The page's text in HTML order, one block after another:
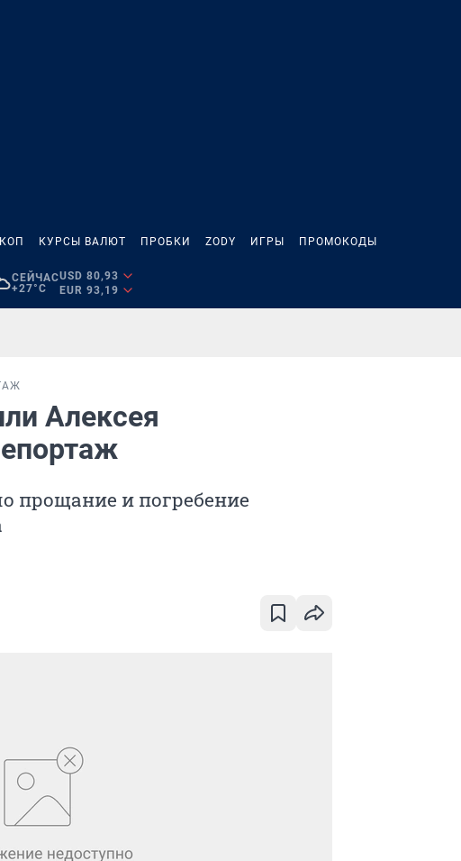
КУРСЫ ВАЛЮТ ПРОБКИ ZODY ИГРЫ ПРОМОКОДЫ
СЕЙЧАС
+27°C
USD 80,93
EUR 93,19
Алексея
прощание и погребение